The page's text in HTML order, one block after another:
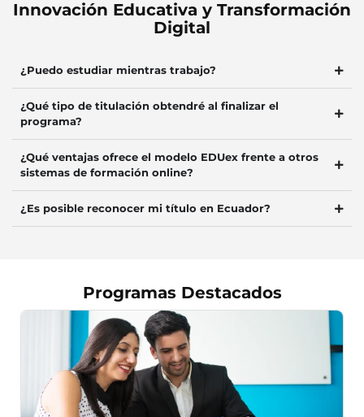
Innovación Educativa y Transformación
Digital
¿Puedo estudiar mientras trabajo?
¿Qué tipo de titulación obtendré al finalizar el
programa?
¿Qué ventajas ofrece el modelo EDUex frente a otros
sistemas de formación online?
¿Es posible reconocer mi título en Ecuador?
Programas Destacados